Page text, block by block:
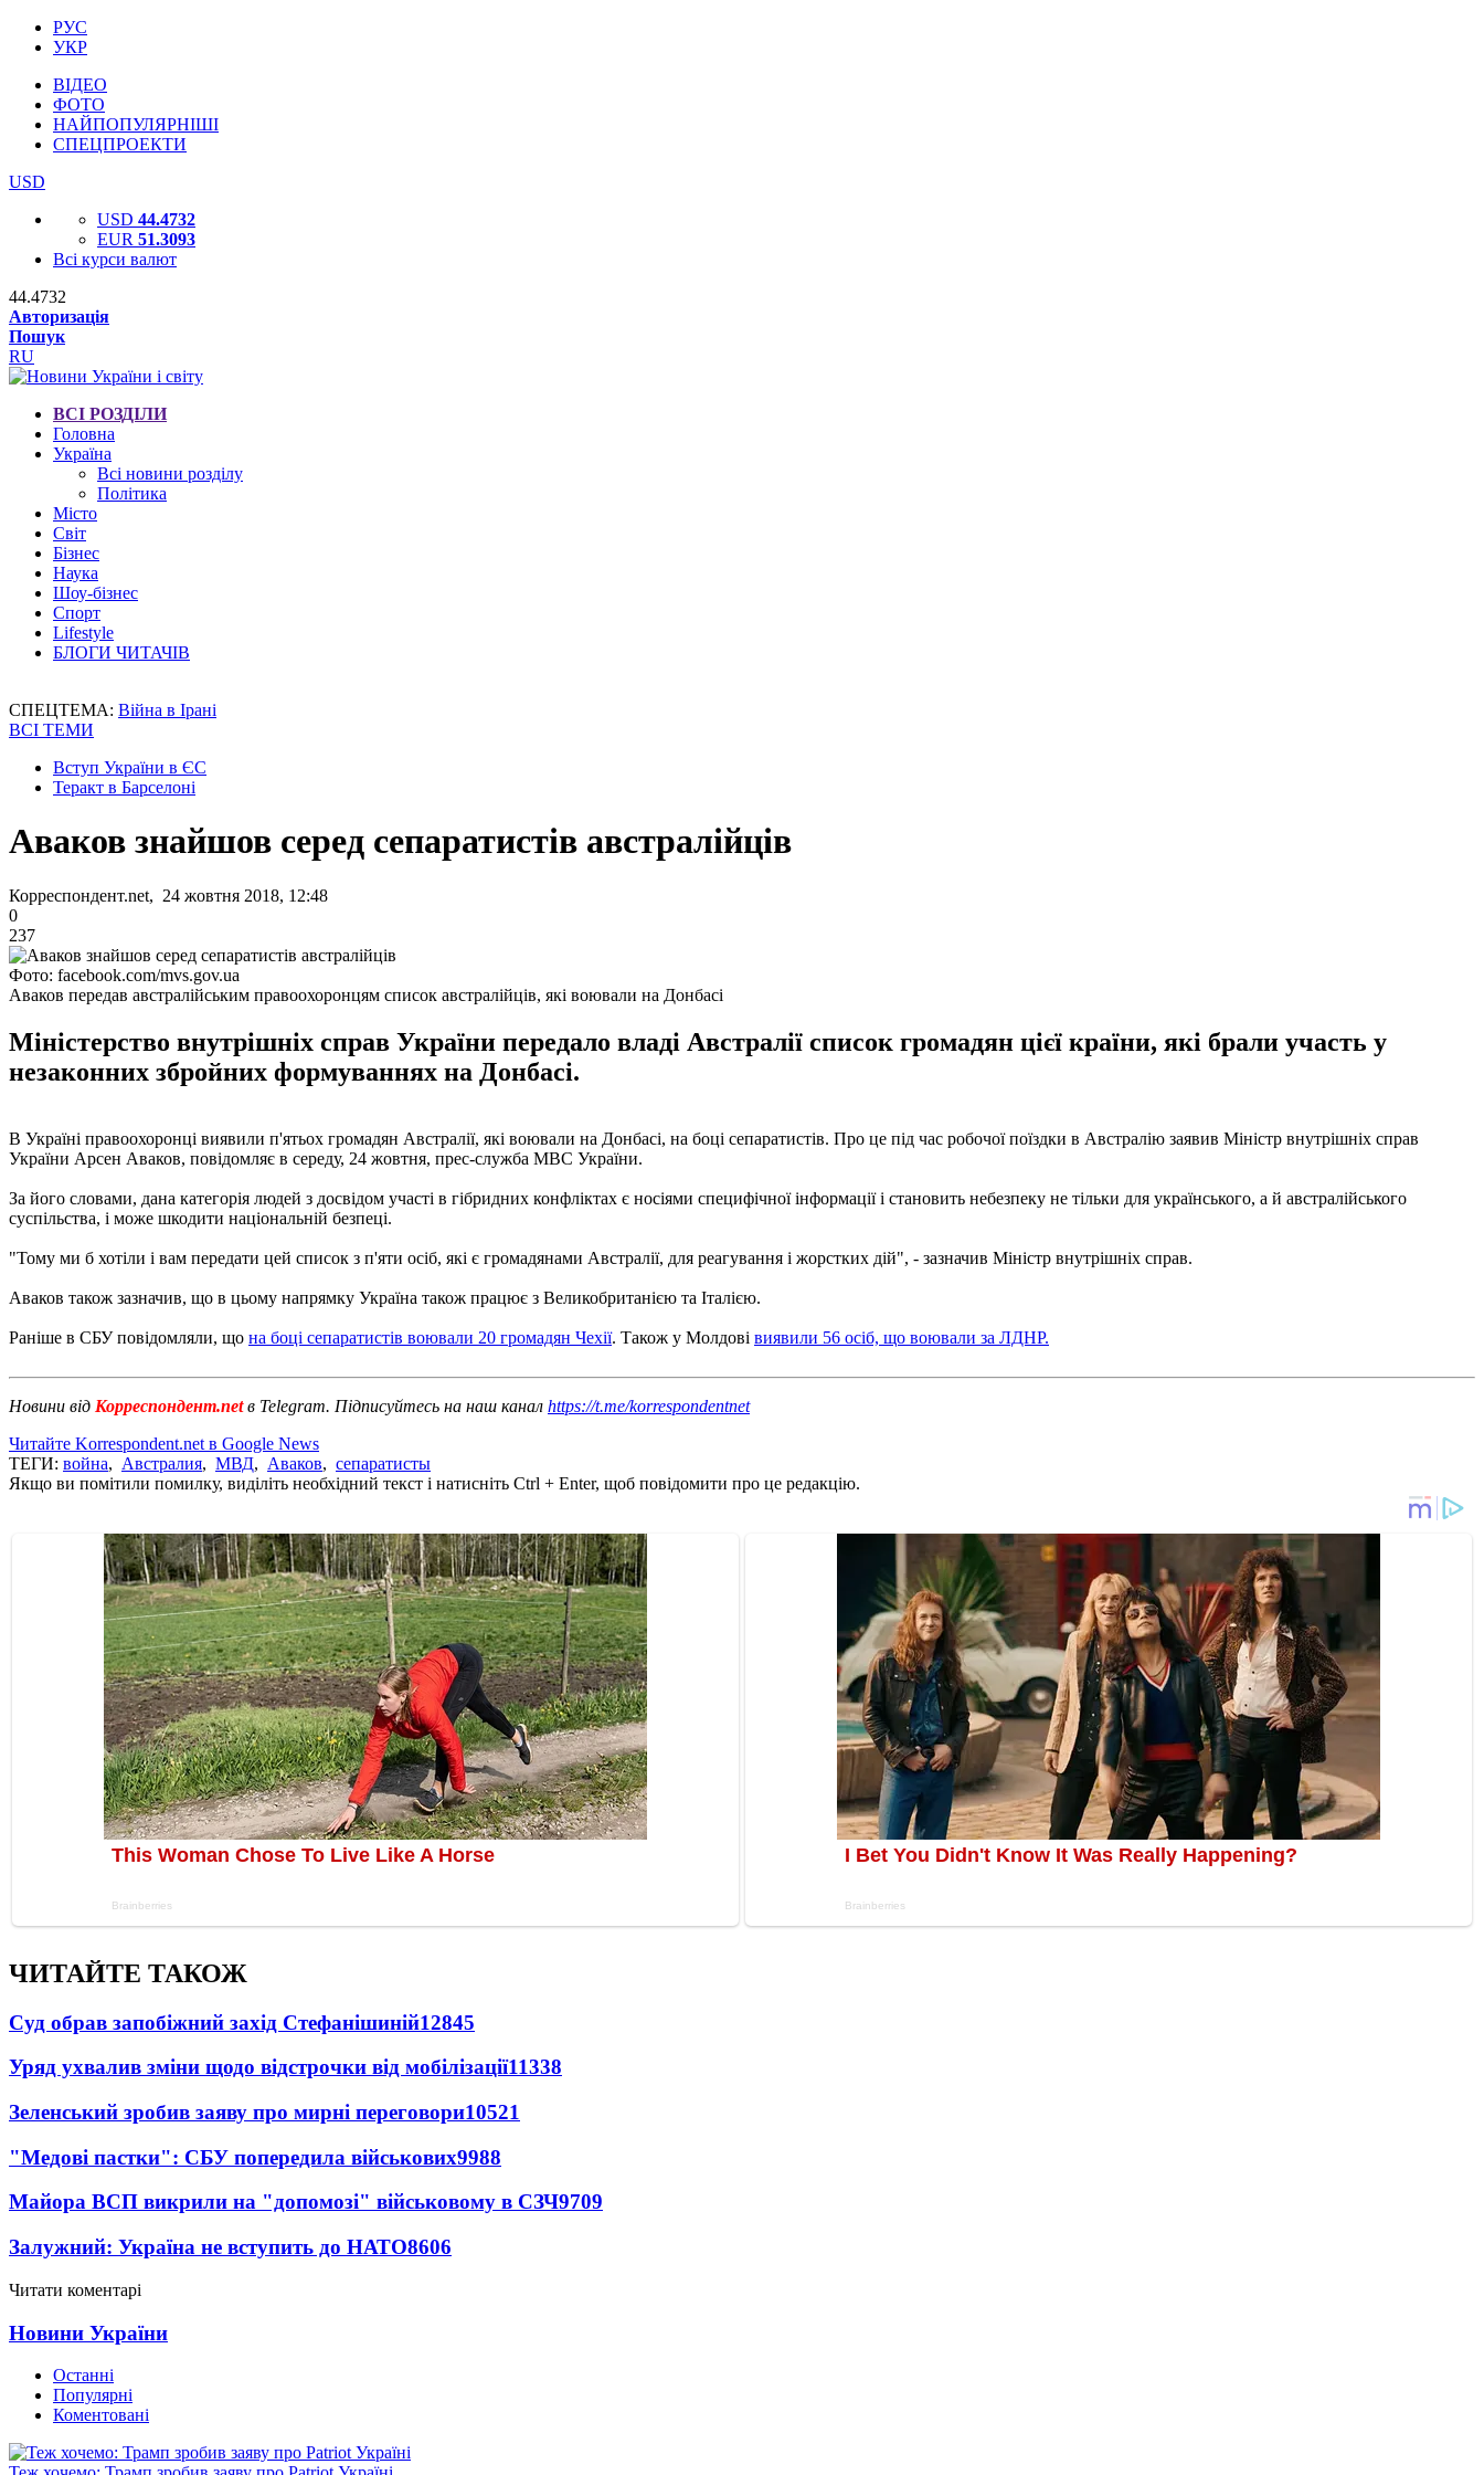
РУС
УКР
ВІДЕО
ФОТО
НАЙПОПУЛЯРНІШІ
СПЕЦПРОЕКТИ
USD
USD 44.4732
EUR 51.3093
Всі курси валют
44.4732
Авторизація
Пошук
RU
ВСІ РОЗДІЛИ
Головна
Україна
Всі новини розділу
Політика
Місто
Світ
Бізнес
Наука
Шоу-бізнес
Спорт
Lifestyle
БЛОГИ ЧИТАЧІВ
СПЕЦТЕМА: Війна в Ірані
ВСІ ТЕМИ
Вступ України в ЄС
Теракт в Барселоні
Аваков знайшов серед сепаратистів австралійців
Корреспондент.net, 24 жовтня 2018, 12:48
0
237
Фото: facebook.com/mvs.gov.ua
Аваков передав австралійським правоохоронцям список австралійців, які воювали на Донбасі
Міністерство внутрішніх справ України передало владі Австралії список громадян цієї країни, які брали участь у
незаконних збройних формуваннях на Донбасі.
В Україні правоохоронці виявили п'ятьох громадян Австралії, які воювали на Донбасі, на боці сепаратистів. Про це під час робочої поїздки в Австралію заявив Міністр внутрішніх справ
України Арсен Аваков, повідомляє в середу, 24 жовтня, прес-служба МВС України.
За його словами, дана категорія людей з досвідом участі в гібридних конфліктах є носіями специфічної інформації і становить небезпеку не тільки для українського, а й австралійського
суспільства, і може шкодити національній безпеці.
"Тому ми б хотіли і вам передати цей список з п'яти осіб, які є громадянами Австралії, для реагування і жорстких дій", - зазначив Міністр внутрішніх справ.
Аваков також зазначив, що в цьому напрямку Україна також працює з Великобританією та Італією.
Раніше в СБУ повідомляли, що на боці сепаратистів воювали 20 громадян Чехії. Також у Молдові виявили 56 осіб, що воювали за ЛДНР.
Новини від Корреспондент.netв Telegram. Підписуйтесь на наш канал https://t.me/korrespondentnet
Читайте Korrespondent.net в Google News
ТЕГИ: война, Австралия, МВД, Аваков, сепаратисты
Якщо ви помітили помилку, виділіть необхідний текст і натисніть Ctrl + Enter, щоб повідомити про це редакцію.
ЧИТАЙТЕ ТАКОЖ
Суд обрав запобіжний захід Стефанішиній12845
Уряд ухвалив зміни щодо відстрочки від мобілізації11338
Зеленський зробив заяву про мирні переговори10521
"Медові пастки": СБУ попередила військових9988
Майора ВСП викрили на "допомозі" військовому в СЗЧ9709
Залужний: Україна не вступить до НАТО8606
Читати коментарі
Новини України
Останні
Популярні
Коментовані